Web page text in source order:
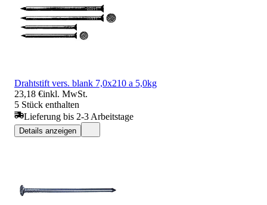
Drahtstift vers. blank 7,0x210 a 5,0kg
23,18 €inkl. MwSt.
5 Stück enthalten
Lieferung bis 2-3 Arbeitstage
Details anzeigen